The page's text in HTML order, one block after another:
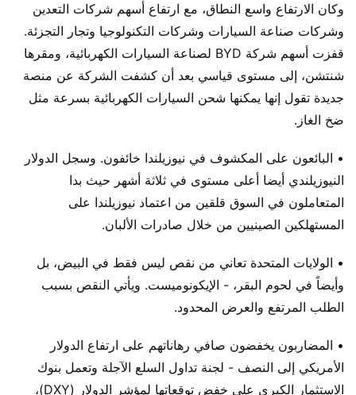
وكان الارتفاع واسع النطاق، مع ارتفاع أسهم شركات التعدين
وشركات صناعة السيارات وشركات التكنولوجيا وتجار التجزئة.
قفزت أسهم شركة BYD لصناعة السيارات الكهربائية، ومقرها
شنتشن، إلى مستوى قياسي بعد أن كشفت الشركة عن منصة
جديدة تقول إنها يمكنها شحن السيارات الكهربائية بسرعة مثل
ضخ الغاز.
• البائعون على المكشوف في نيوزيلندا خائفون. وسجل الدولار
النيوزيلندي أيضا أعلى مستوى في ثلاثة أشهر حيث بدا
المتعاملون في السوق قلقين من اعتماد نيوزيلندا على
المستهلكين الصينيين من خلال صادرات الألبان.
• الولايات المتحدة تعاني من نقص ليس فقط في البيض، بل
وأيضاً في لحوم البقر، - الإيكونوميست. ويأتي النقص بسبب
الطلب المرتفع والعرض المحدود.
• المضاربون يخفضون صافي رهاناتهم على ارتفاع الدولار
الأمريكي إلى النصف - لجنة تداول السلع الآجلة وتعمل بنوك
الاستثمار الكبرى على خفض توقعاتها لمؤشر الدولار (DXY)،